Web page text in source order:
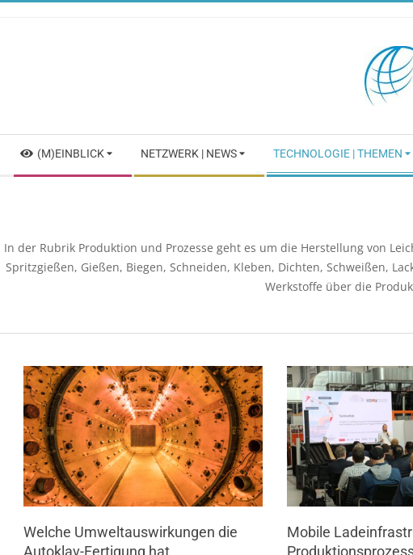
Navigation
Menu
(M)EINBLICK NETZWERK | NEWS TECHNOLOGIE | THEMEN
In der Rubrik Produktion und Prozesse geht es um die Herstellung von
Spritzgießen, Gießen, Biegen, Schneiden, Kleben, Dichten, Schweißen,
Werkstoffe über die
Welche Umweltauswirkungen die
Autoklav-Fertigung hat
Mobile